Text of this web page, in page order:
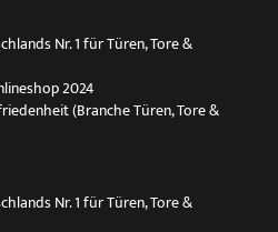
Nr. 1 für Türen, Tore &
2024
(Branche Türen, Tore &
Nr. 1 für Türen, Tore &